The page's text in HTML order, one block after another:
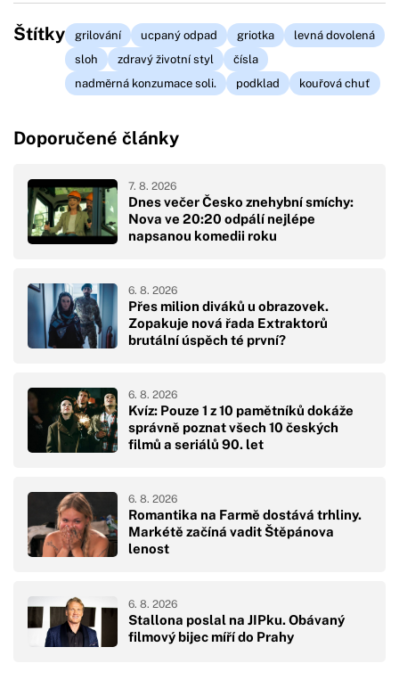
Štítky grilování ucpaný odpad griotka
levná dovolená
sloh
zdravý životní styl
čísla
nadměrná konzumace soli.
podklad kouřová chuť
Doporučené články
Dnes večer Česko znehybní smíchy:
Nova ve 20:20 odpálí nejlépe
napsanou komedii roku
7. 8. 2026
Přes milion diváků u obrazovek.
Zopakuje nová řada Extraktorů
brutální úspěch té první?
6. 8. 2026
Kvíz: Pouze 1 z 10 pamětníků dokáže
správně poznat všech 10 českých
filmů a seriálů 90. let
6. 8. 2026
Romantika na Farmě dostává trhliny.
Markétě začíná vadit Štěpánova
lenost
6. 8. 2026
Stallona poslal na JIPku. Obávaný
filmový bijec míří do Prahy
6. 8. 2026